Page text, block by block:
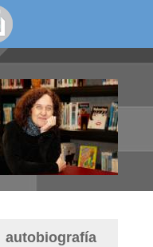
socios/as
autobiografía